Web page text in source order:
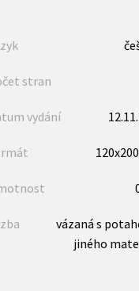
stran
vydání
vázaná s
jiného